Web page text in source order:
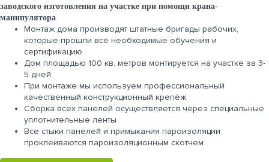
заводского изготовления на участке при помощи крана-
манипулятора
Монтаж дома производят штатные бригады рабочих,
которые прошли все необходимые обучения и
сертификацию
Дом площадью 100 кв. метров монтируется на участке за 3-
5 дней
При монтаже мы используем профессиональный
качественный конструкционный крепёж
Сборка всех панелей осуществляется через специальные
уплотнительные ленты
Все стыки панелей и примыкания пароизоляции
проклеиваются пароизоляционным скотчем